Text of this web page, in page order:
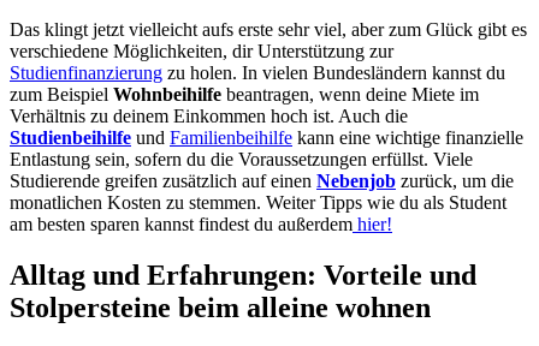
Das klingt jetzt vielleicht aufs erste sehr viel, aber zum Glück gibt es
verschiedene Möglichkeiten, dir Unterstützung zur
Studienfinanzierung zu holen. In vielen Bundesländern kannst du
zum Beispiel Wohnbeihilfe beantragen, wenn deine Miete im
Verhältnis zu deinem Einkommen hoch ist. Auch die
Studienbeihilfe und Familienbeihilfe kann eine wichtige finanzielle
Entlastung sein, sofern du die Voraussetzungen erfüllst. Viele
Studierende greifen zusätzlich auf einen Nebenjob zurück, um die
monatlichen Kosten zu stemmen. Weiter Tipps wie du als Student
am besten sparen kannst findest du außerdem hier!
Alltag und Erfahrungen: Vorteile und
Stolpersteine beim alleine wohnen